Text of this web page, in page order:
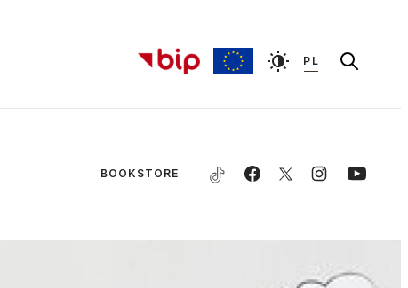
PL
BOOKSTORE